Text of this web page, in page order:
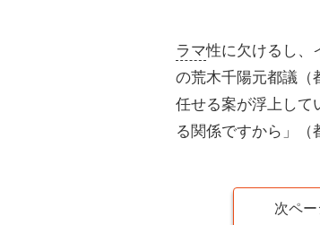
ラマ性に欠けるし、
の荒木千陽元都議（
任せる案が浮上して
る関係ですから」（
次ペ